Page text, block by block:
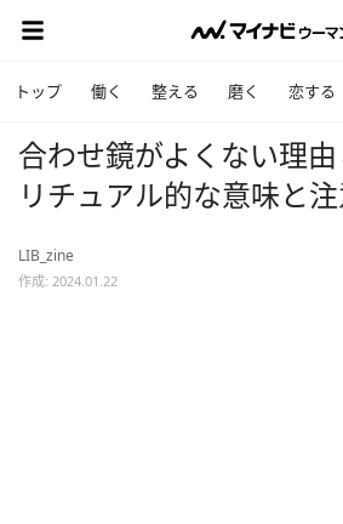
トップ 働く 整える 磨く 恋する
合わせ鏡がよくない理
リチュアル的な意味と
LIB_zine
作成: 2024.01.22